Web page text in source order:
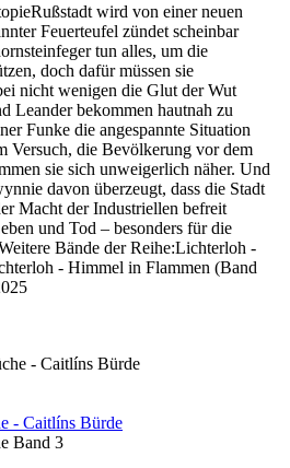
wird von einer neuen
Feuerteufel zündet scheinbar
tun alles, um die
doch dafür müssen sie
nicht wenigen die Glut der Wut
Leander bekommen hautnah zu
Funke die angespannte Situation
Versuch, die Bevölkerung vor dem
sie sich unweigerlich näher. Und
davon überzeugt, dass die Stadt
Macht der Industriellen befreit
und Tod – besonders für die
Bände der Reihe:Lichterloh -
- Himmel in Flammen (Band
- Caitlíns Bürde
Band 3